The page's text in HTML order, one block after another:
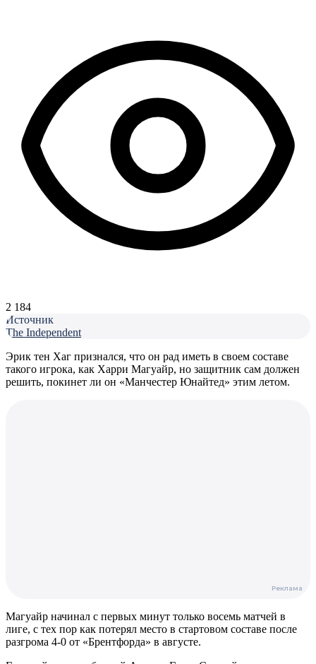
2 184
Источник
The Independent
Эрик тен Хаг признался, что он рад иметь в своем составе
такого игрока, как Харри Магуайр, но защитник сам должен
решить, покинет ли он «Манчестер Юнайтед» этим летом.
Магуайр начинал с первых минут только восемь матчей в
лиге, с тех пор как потерял место в стартовом составе после
разгрома 4-0 от «Брентфорда» в августе.